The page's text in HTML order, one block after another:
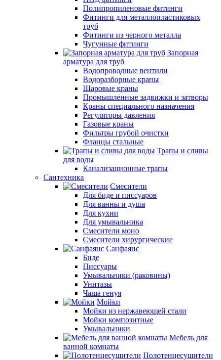
Полипропиленовые фитинги
Фитинги для металлопластиковых
труб
Фитинги из черного металла
Чугунные фитинги
Запорная
арматура для труб
Водопроводные вентили
Водоразборные краны
Шаровые краны
Промышленные задвижки и затворы
Краны специального назначения
Регуляторы давления
Газовые краны
Фильтры грубой очистки
Фланцы стальные
Трапы и сливы
для воды
Канализационные трапы
Сантехника
Смесители
Для биде и писсуаров
Для ванны и душа
Для кухни
Для умывальника
Смесители моно
Смесители хирургические
Санфаянс
Биде
Писсуары
Умывальники (раковины)
Унитазы
Чаша генуя
Мойки
Мойки из нержавеющей стали
Мойки композитные
Умывальники
Мебель для
ванной комнаты
Полотенцесушители